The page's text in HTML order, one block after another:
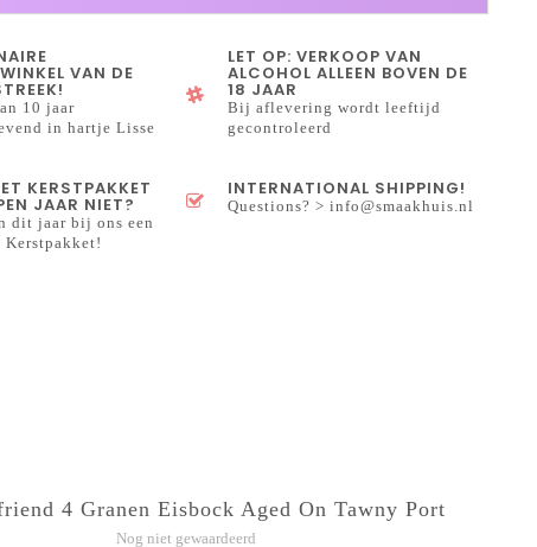
VAN DE
10 jaar
in hartje Lisse
LET OP: VERKOOP VAN
ALCOHOL ALLEEN BOVEN DE
18 JAAR
Bij aflevering wordt leeftijd
gecontroleerd
KERSTPAKKET
JAAR NIET?
dit jaar bij ons een
Kerstpakket!
INTERNATIONAL SHIPPING!
Questions? >info@smaakhuis.nl
4 Granen Eisbock Aged On Tawny Port
Nog niet gewaardeerd